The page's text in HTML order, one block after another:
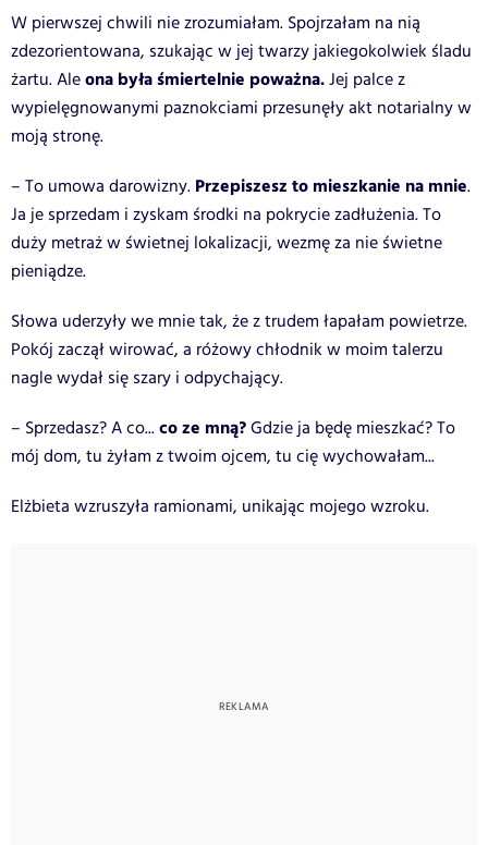
W pierwszej chwili nie zrozumiałam. Spojrzałam na nią
zdezorientowana, szukając w jej twarzy jakiegokolwiek śladu
żartu. Aleona była śmiertelnie poważna.Jej palce z
wypielęgnowanymi paznokciami przesunęły akt notarialny w
moją stronę.
– To umowa darowizny. Przepiszesz to mieszkanie na mnie.
Ja je sprzedam i zyskam środki na pokrycie zadłużenia. To
duży metraż w świetnej lokalizacji, wezmę za nie świetne
pieniądze.
Słowa uderzyły we mnie tak, że z trudem łapałam powietrze.
Pokój zaczął wirować, a różowy chłodnik w moim talerzu
nagle wydał się szary i odpychający.
– Sprzedasz? A co...co ze mną?Gdzie ja będę mieszkać? To
mój dom, tu żyłam z twoim ojcem, tu cię wychowałam...
Elżbieta wzruszyła ramionami, unikając mojego wzroku.